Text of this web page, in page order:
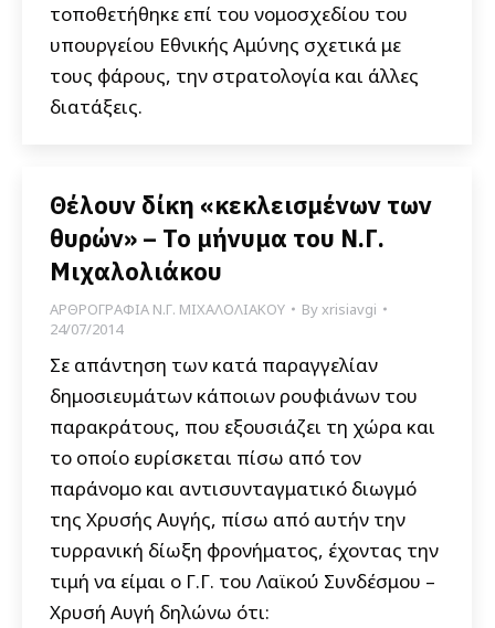
τοποθετήθηκε επί του νομοσχεδίου του
υπουργείου Εθνικής Αμύνης σχετικά με
τους φάρους, την στρατολογία και άλλες
διατάξεις.
Θέλουν δίκη «κεκλεισμένων των
θυρών» – Το μήνυμα του Ν.Γ.
Μιχαλολιάκου
ΑΡΘΡΟΓΡΑΦΙΑ Ν.Γ. ΜΙΧΑΛΟΛΙΑΚΟΥ Byxrisiavgi
24/07/2014
Σε απάντηση των κατά παραγγελίαν
δημοσιευμάτων κάποιων ρουφιάνων του
παρακράτους, που εξουσιάζει τη χώρα και
το οποίο ευρίσκεται πίσω από τον
παράνομο και αντισυνταγματικό διωγμό
της Χρυσής Αυγής, πίσω από αυτήν την
τυρρανική δίωξη φρονήματος, έχοντας την
τιμή να είμαι ο Γ.Γ. του Λαϊκού Συνδέσμου –
Χρυσή Αυγή δηλώνω ότι: